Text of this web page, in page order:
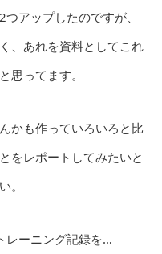
アップしたのですが、
、あれを資料としてこれ
思ってます。
かも作っていろいろと比
をレポートしてみたいと
。
レーニング記録を…